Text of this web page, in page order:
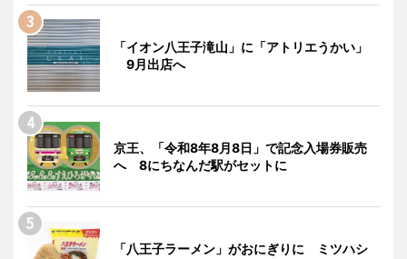
「イオン八王子滝山」に「アトリエうかい」
9月出店へ
京王、「令和8年8月8日」で記念入場券販売
へ 8にちなんだ駅がセットに
「八王子ラーメン」がおにぎりに ミツハシ